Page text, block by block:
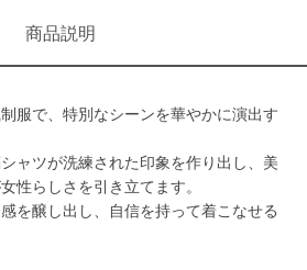
商品説明
服で、特別なシーンを華やかに演出す
ャツが洗練された印象を作り出し、美
性らしさを引き立てます。
を醸し出し、自信を持って着こなせる